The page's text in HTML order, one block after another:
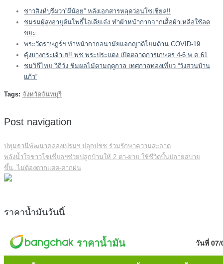
ชาวสิงห์บุรีผวา”ผีน้อย” หลังเอกสารหลุดว่อนโซเชี่ยล!!
ชมรมผู้สูงอายุต้นโพธิ์ไอเดียเจ๋ง ทำผ้าหน้ากากจากเสื้อผ้าเหลือใช้ลด
ขยะ
พระวัดราษฎร์ฯ ทำหน้ากากอนามัยแจกญาติโยมต้าน COVID-19
คุ้งบางกระเจ้าเฮ!! พช.พระประแดง เปิดตลาดการเกษตร 4-6 พ.ค.61
ชมวิถีไทย วิถีวัง ชิมผลไม้ตามฤดูกาล เทศกาลท่องเที่ยว “วังสวนบ้าน
แก้ว”
Tags: จังหวัดจันทบุรี
Post navigation
ปทุมธานีพัฒนาคลองเปรมฯ ปลุกปชช.ร่วมรักษาความสะอาด
พลังน้ำใจชาวโซเชี่ยลฯช่วยปลูกบ้านให้ 2 ตา-ยาย ใช้ชีวิตบั้นปลายสบาย
ขึ้น..ไม่ต้องตากแดด-ตากฝน
ราคาน้ำมันวันนี้